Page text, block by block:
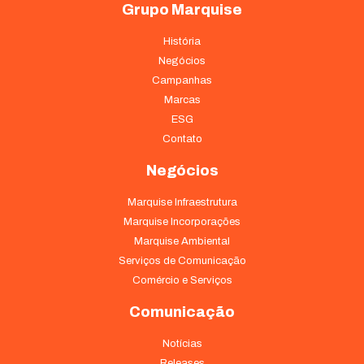
Grupo Marquise
História
Negócios
Campanhas
Marcas
ESG
Contato
Negócios
Marquise Infraestrutura
Marquise Incorporações
Marquise Ambiental
Serviços de Comunicação
Comércio e Serviços
Comunicação
Notícias